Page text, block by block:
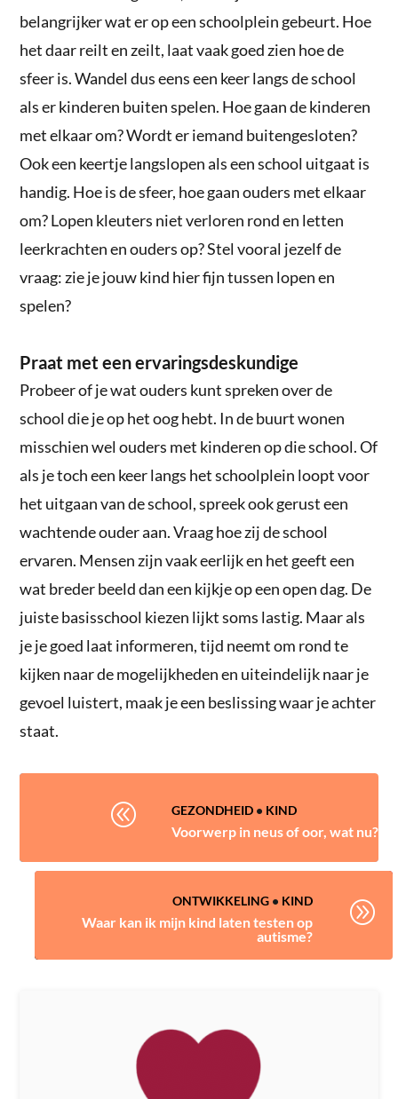
belangrijker wat er op een schoolplein gebeurt. Hoe
het daar reilt en zeilt, laat vaak goed zien hoe de
sfeer is. Wandel dus eens een keer langs de school
als er kinderen buiten spelen. Hoe gaan de kinderen
met elkaar om? Wordt er iemand buitengesloten?
Ook een keertje langslopen als een school uitgaat is
handig. Hoe is de sfeer, hoe gaan ouders met elkaar
om? Lopen kleuters niet verloren rond en letten
leerkrachten en ouders op? Stel vooral jezelf de
vraag: zie je jouw kind hier fijn tussen lopen en
spelen?
Praat met een ervaringsdeskundige
Probeer of je wat ouders kunt spreken over de
school die je op het oog hebt. In de buurt wonen
misschien wel ouders met kinderen op die school. Of
als je toch een keer langs het schoolplein loopt voor
het uitgaan van de school, spreek ook gerust een
wachtende ouder aan. Vraag hoe zij de school
ervaren. Mensen zijn vaak eerlijk en het geeft een
wat breder beeld dan een kijkje op een open dag. De
juiste basisschool kiezen lijkt soms lastig. Maar als
je je goed laat informeren, tijd neemt om rond te
kijken naar de mogelijkheden en uiteindelijk naar je
gevoel luistert, maak je een beslissing waar je achter
staat.
@ GEZONDHEID• KIND
Voorwerp in neus of oor, wat nu?
ONTWIKKELING• KIND
Waar kan ik mijn kind laten testen op
autisme?
A